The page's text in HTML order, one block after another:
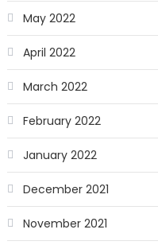
May 2022
April 2022
March 2022
February 2022
January 2022
December 2021
November 2021